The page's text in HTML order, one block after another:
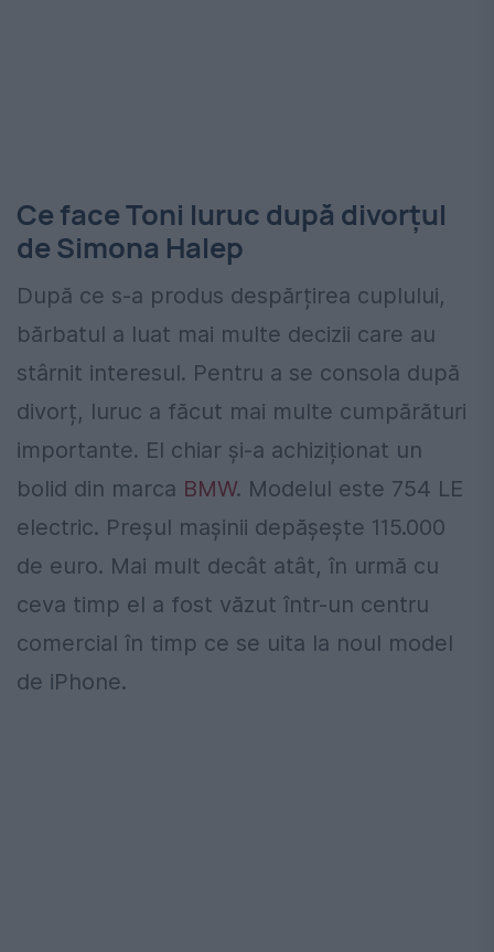
Ce face Toni Iuruc după divorțul
de Simona Halep
După ce s-a produs despărțirea cuplului,
bărbatul a luat mai multe decizii care au
stârnit interesul. Pentru a se consola după
divorț, Iuruc a făcut mai multe cumpărături
importante. El chiar și-a achiziționat un
bolid din marca BMW. Modelul este 754 LE
electric. Preșul mașinii depășește 115.000
de euro. Mai mult decât atât, în urmă cu
ceva timp el a fost văzut într-un centru
comercial în timp ce se uita la noul model
de iPhone.